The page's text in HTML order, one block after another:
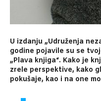
U izdanju „Udruženja
godine pojavile su se
„Plava knjiga“. Kako je
zrele perspektive, kako
pokušaje, kao i na one